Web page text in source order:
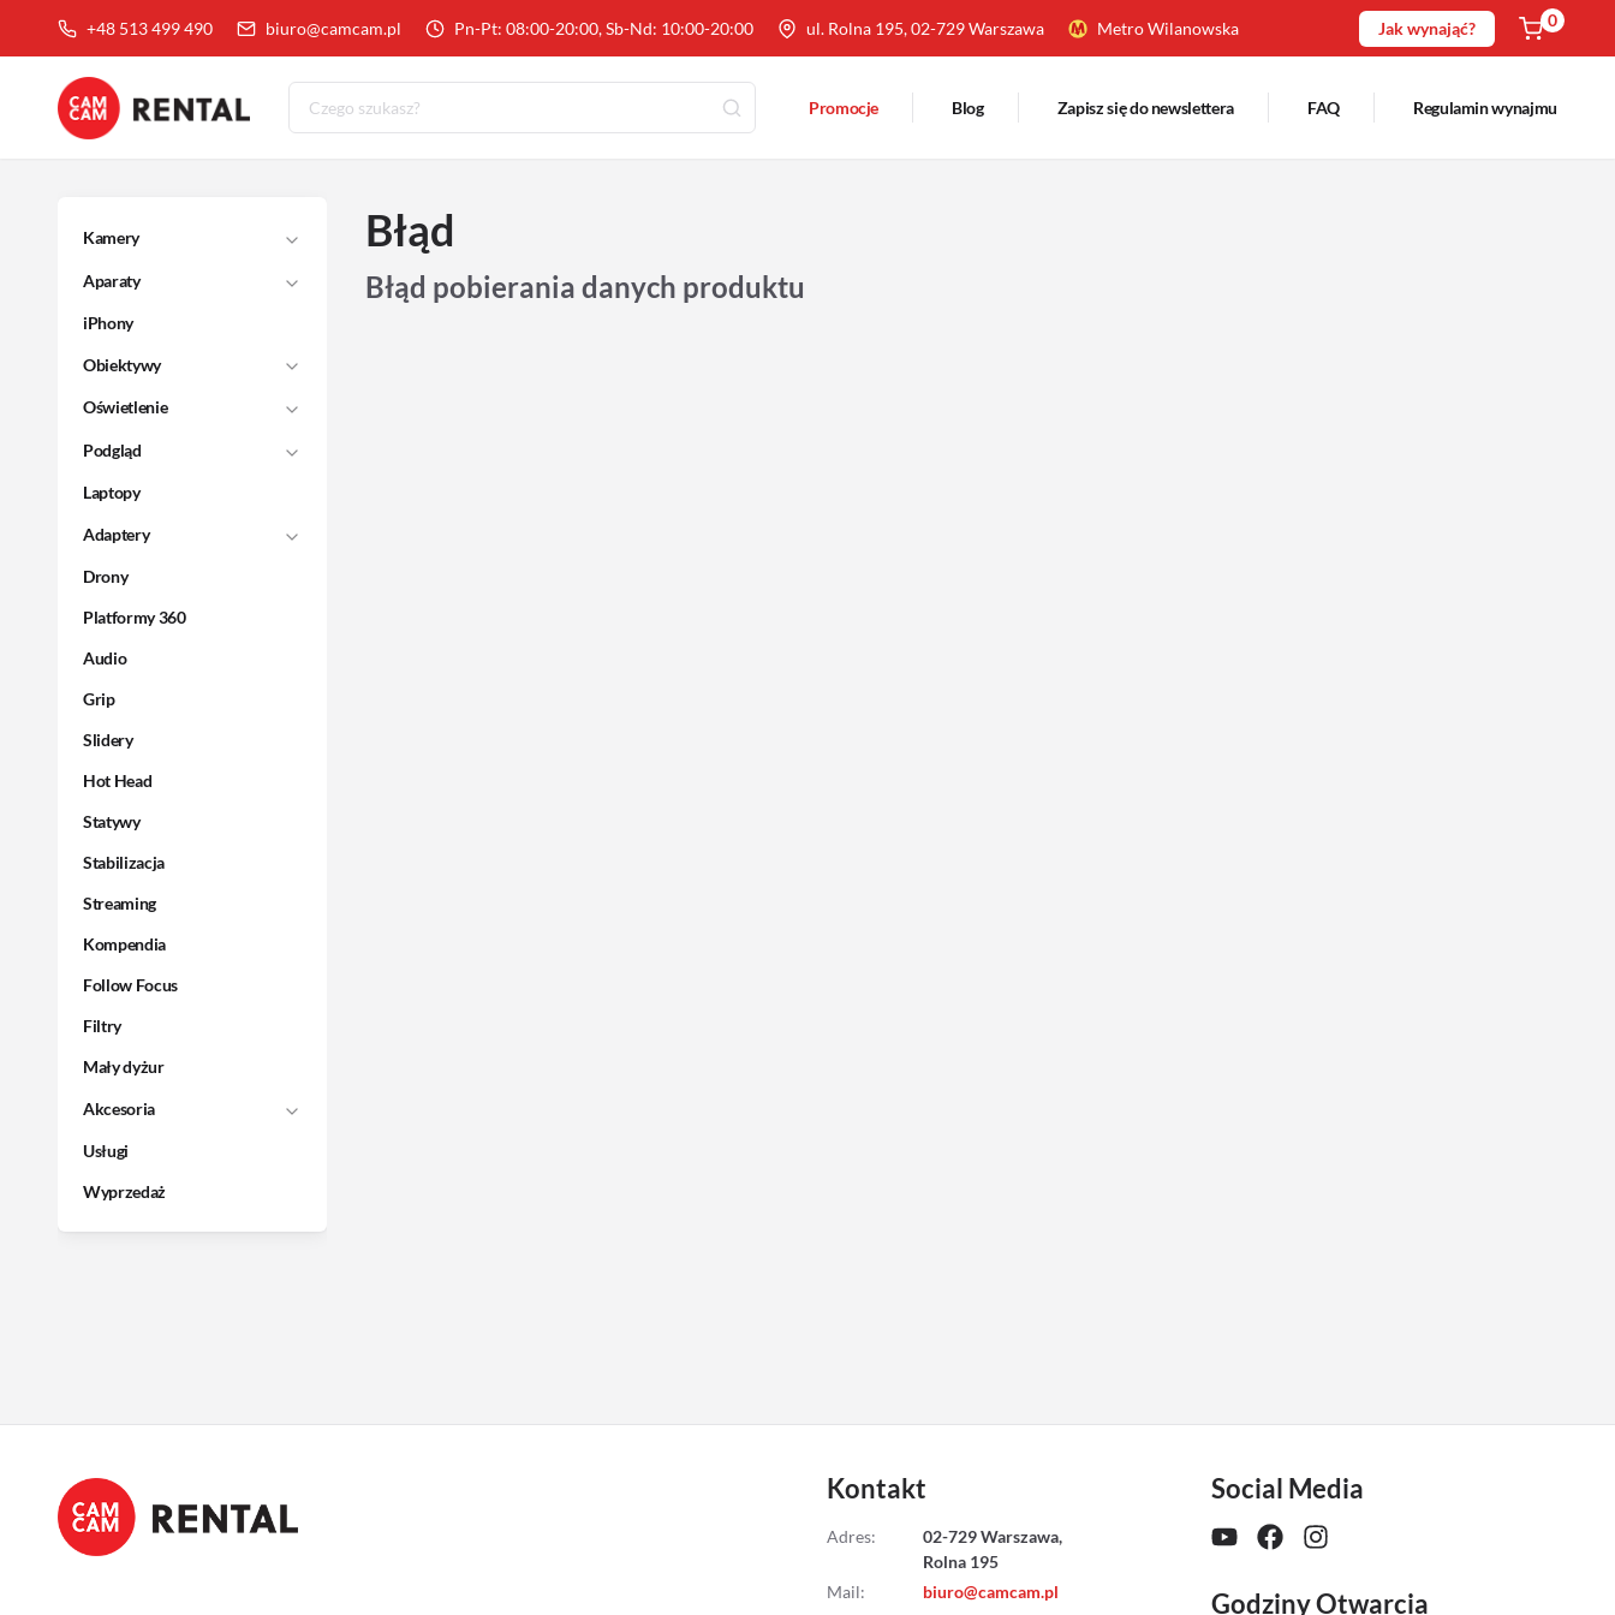
+48 513 499 490 biuro@camcam.pl Pn-Pt: 08:00-20:00, Sb-Nd: 10:00-20:00 ul. Rolna 195, 02-729 Warszawa Metro Wilanowska Jak wynająć? 0
Promocje Blog Zapisz się do newslettera FAQ Regulamin wynajmu
Kamery
Aparaty
iPhony
Obiektywy
Oświetlenie
Podgląd
Laptopy
Adaptery
Drony
Platformy 360
Audio
Grip
Slidery
Hot Head
Statywy
Stabilizacja
Streaming
Kompendia
Follow Focus
Filtry
Mały dyżur
Akcesoria
Usługi
Wyprzedaż
Błąd
Błąd pobierania danych produktu
Kontakt
Adres:
02-729 Warszawa,
Rolna 195
Mail:
biuro@camcam.pl
Social Media
Godziny Otwarcia